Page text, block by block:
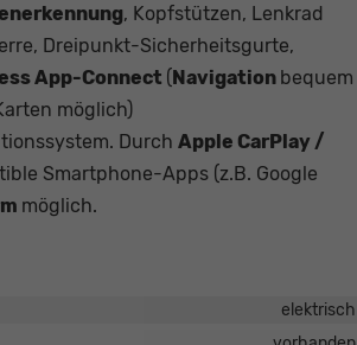
, Kopfstützen, Lenkrad
Dreipunkt-Sicherheitsgurte,
App-Connect (Navigation bequem
möglich)
Durch Apple CarPlay /
Smartphone-Apps (z.B. Google
möglich.
elektrisch